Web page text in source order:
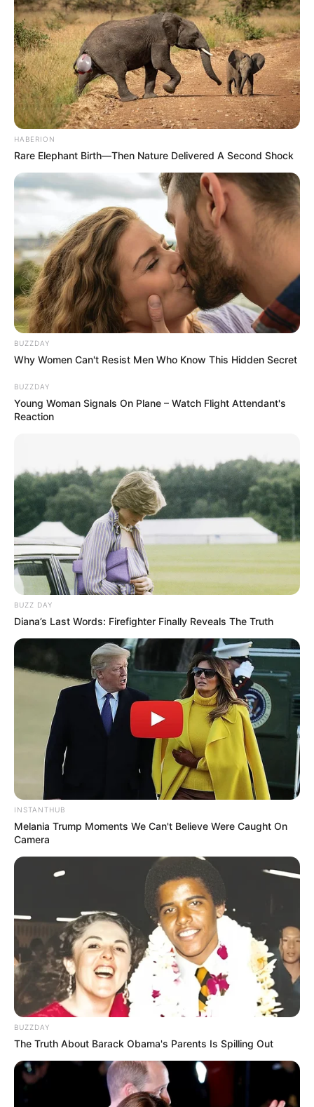
HABERION
Rare Elephant Birth—Then Nature Delivered A Second Shock
BUZZDAY
Why Women Can't Resist Men Who Know This Hidden Secret
BUZZDAY
Young Woman Signals On Plane – Watch Flight Attendant's
Reaction
BUZZ DAY
Diana’s Last Words: Firefighter Finally Reveals The Truth
INSTANTHUB
Melania Trump Moments We Can't Believe Were Caught On
Camera
BUZZDAY
The Truth About Barack Obama's Parents Is Spilling Out